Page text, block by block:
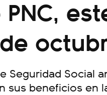
Seguridad Social
sus beneficios en